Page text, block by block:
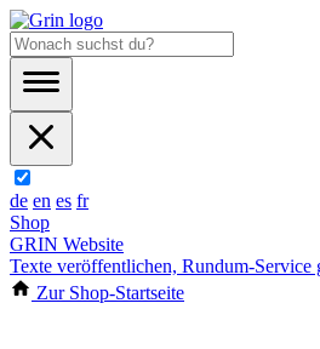
de en es fr
Shop
GRIN Website
Texte veröffentlichen, Rundum-Service
Zur Shop-Startseite